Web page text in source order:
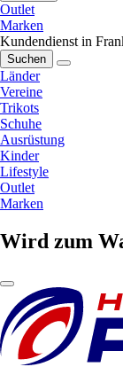
Outlet
Marken
Kundendienst in
Suchen
Länder
Vereine
Trikots
Schuhe
Ausrüstung
Kinder
Lifestyle
Outlet
Marken
Wird zum